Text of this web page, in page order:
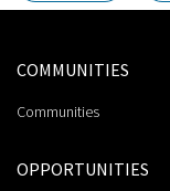
COMMUNITIES
Communities
OPPORTUNITIES